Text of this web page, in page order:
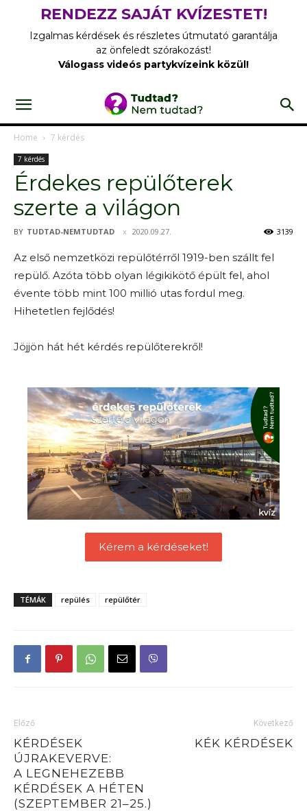
RENDEZZ SAJÁT KVÍZESTET!
Izgalmas kérdések és részletes útmutató garantálja
az önfeledt szórakozást!
Válogass videós partykvízeink közül!
Home 7 kérdés
7 kérdés
Érdekes repülőterek
szerte a világon
BY TUDTAD-NEMTUDTAD 2020.09.27. 3139
Az első nemzetközi repülőtérről 1919-ben szállt fel
repülő. Azóta több olyan légikikötő épült fel, ahol
évente több mint 100 millió utas fordul meg.
Hihetetlen fejlődés!
Jöjjön hát hét kérdés repülőterekről!
Kérem a kérdéseket!
TÉMÁK repülés repülőtér
Előző
KÉRDÉSEK
ÚJRAKEVERVE:
A LEGNEHEZEBB
KÉRDÉSEK A HÉTEN
(SZEPTEMBER 21–25.)
Következő
KÉK KÉRDÉSEK